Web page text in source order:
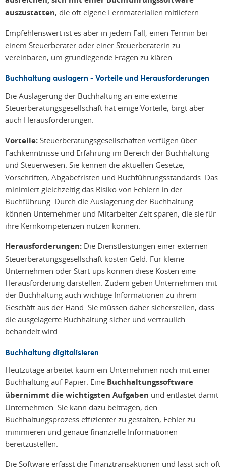
auszustatten, die oft eigene Lernmaterialien mitliefern.
Empfehlenswert ist es aber in jedem Fall, einen Termin bei
einem Steuerberater oder einer Steuerberaterin zu
vereinbaren, um grundlegende Fragen zu klären.
Buchhaltung auslagern - Vorteile und Herausforderungen
Die Auslagerung der Buchhaltung an eine externe
Steuerberatungsgesellschaft hat einige Vorteile, birgt aber
auch Herausforderungen.
Vorteile: Steuerberatungsgesellschaften verfügen über
Fachkenntnisse und Erfahrung im Bereich der Buchhaltung
und Steuerwesen. Sie kennen die aktuellen Gesetze,
Vorschriften, Abgabefristen und Buchführungsstandards. Das
minimiert gleichzeitig das Risiko von Fehlern in der
Buchführung. Durch die Auslagerung der Buchhaltung
können Unternehmer und Mitarbeiter Zeit sparen, die sie für
ihre Kernkompetenzen nutzen können.
Herausforderungen: Die Dienstleistungen einer externen
Steuerberatungsgesellschaft kosten Geld. Für kleine
Unternehmen oder Start-ups können diese Kosten eine
Herausforderung darstellen. Zudem geben Unternehmen mit
der Buchhaltung auch wichtige Informationen zu ihrem
Geschäft aus der Hand. Sie müssen daher sicherstellen, dass
die ausgelagerte Buchhaltung sicher und vertraulich
behandelt wird.
Buchhaltung digitalisieren
Heutzutage arbeitet kaum ein Unternehmen noch mit einer
Buchhaltung auf Papier. Eine Buchhaltungssoftware
übernimmt die wichtigsten Aufgaben und entlastet damit
Unternehmen. Sie kann dazu beitragen, den
Buchhaltungsprozess effizienter zu gestalten, Fehler zu
minimieren und genaue finanzielle Informationen
bereitzustellen.
Die Software erfasst die Finanztransaktionen und lässt sich oft